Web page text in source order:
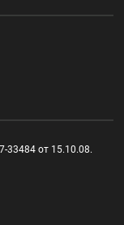
33484 от 15.10.08.